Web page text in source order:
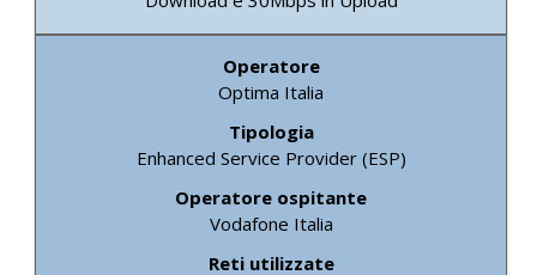
Optima Italia
Enhanced Service Provider (ESP)
Vodafone Italia